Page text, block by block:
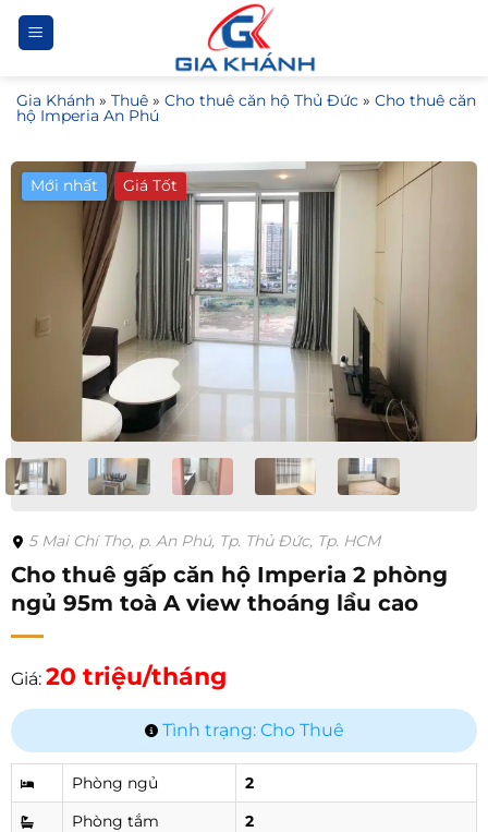
Bỏ
qua
dung
Gia Khánh » Thuê » Cho thuê căn hộ Thủ Đức » Cho thuê căn
hộ Imperia An Phú
Mới nhất Giá Tốt
5 Mai Chí Thọ, p. An Phú, Tp. Thủ Đức, Tp. HCM
Cho thuê gấp căn hộ Imperia 2 phòng
ngủ 95m toà A view thoáng lầu cao
Giá: 20 triệu/tháng
Tình trạng: Cho Thuê
Phòng ngủ
2
Phòng tắm
2